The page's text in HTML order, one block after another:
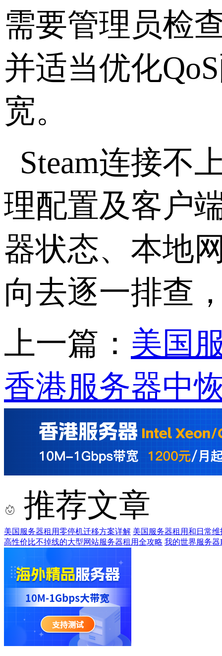
需要管理员检
并适当优化QoS
宽。
Steam连接不
理配置及客户
器状态、本地
向去逐一排查
上一篇： 美国
香港服务器中
推荐文章
美国服务器租用零停机迁移方案详解 美国服务器租用和日常
高性价比不掉线的大型网站服务器租用全攻略 我的世界服务